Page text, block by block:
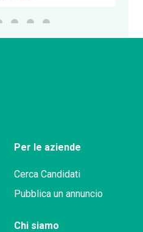
Per le aziende
Cerca Candidati
Pubblica un annuncio
Chi siamo